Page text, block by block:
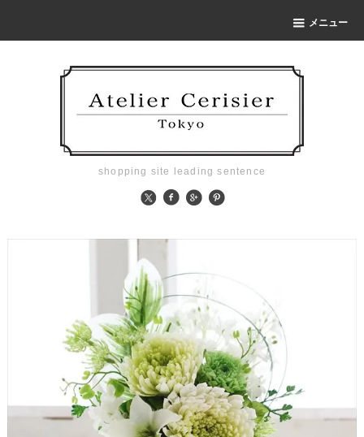
メニュー
shopping site leading sentence